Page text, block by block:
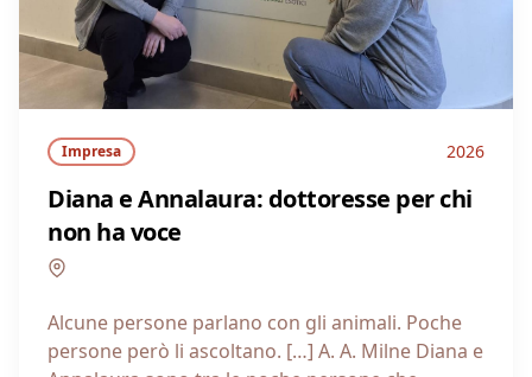
Impresa 2026
Diana e Annalaura: dottoresse per chi
non ha voce
Alcune persone parlano con gli animali. Poche
persone però li ascoltano. […] A. A. Milne Diana e